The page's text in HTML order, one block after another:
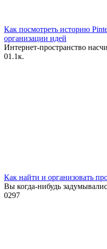
Как посмотреть историю
организации идей
Интернет-пространство
01.1к.
Как найти и организовать
Вы когда-нибудь
0297